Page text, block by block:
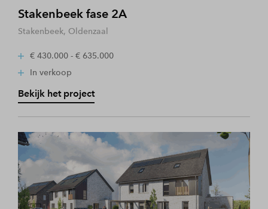
Stakenbeek fase 2A
Stakenbeek, Oldenzaal
€ 430.000 - € 635.000
In verkoop
Bekijk het project